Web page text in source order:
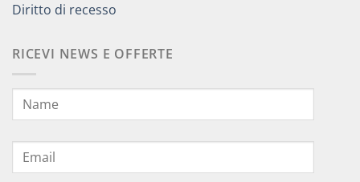
Diritto di recesso
RICEVI NEWS E OFFERTE